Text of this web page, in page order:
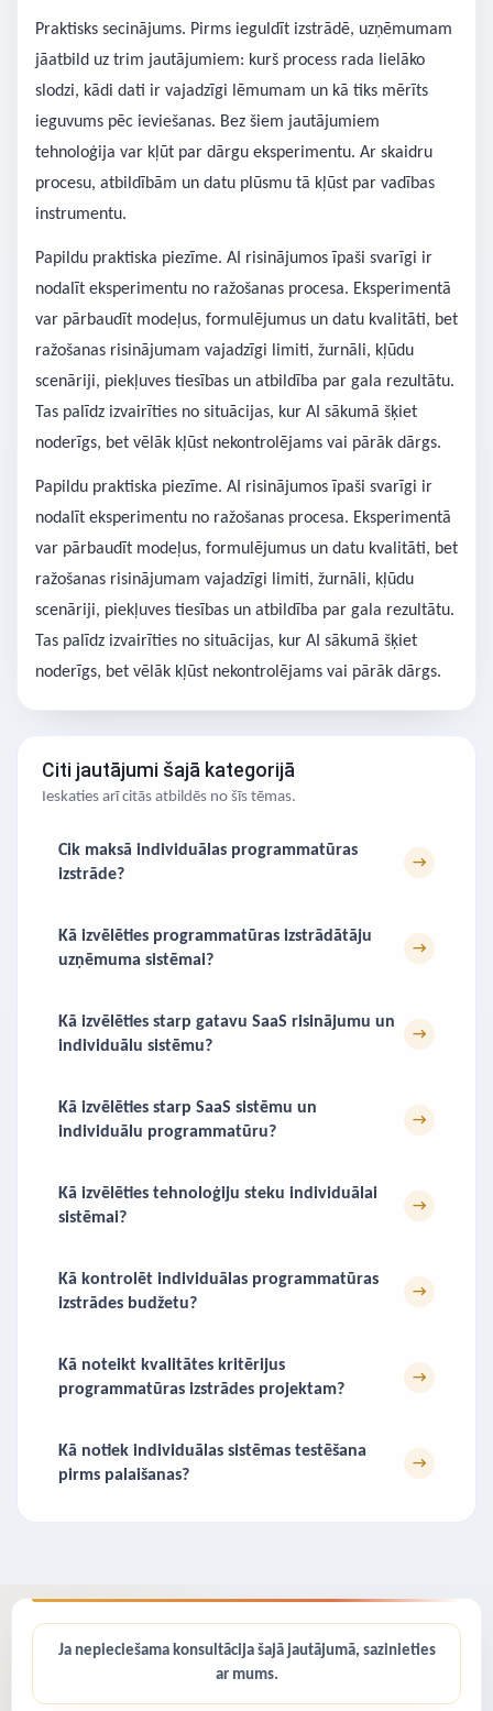
Praktisks secinājums. Pirms ieguldīt izstrādē, uzņēmumam
jāatbild uz trim jautājumiem: kurš process rada lielāko
slodzi, kādi dati ir vajadzīgi lēmumam un kā tiks mērīts
ieguvums pēc ieviešanas. Bez šiem jautājumiem
tehnoloģija var kļūt par dārgu eksperimentu. Ar skaidru
procesu, atbildībām un datu plūsmu tā kļūst par vadības
instrumentu.
Papildu praktiska piezīme. AI risinājumos īpaši svarīgi ir
nodalīt eksperimentu no ražošanas procesa. Eksperimentā
var pārbaudīt modeļus, formulējumus un datu kvalitāti, bet
ražošanas risinājumam vajadzīgi limiti, žurnāli, kļūdu
scenāriji, piekļuves tiesības un atbildība par gala rezultātu.
Tas palīdz izvairīties no situācijas, kur AI sākumā šķiet
noderīgs, bet vēlāk kļūst nekontrolējams vai pārāk dārgs.
Papildu praktiska piezīme. AI risinājumos īpaši svarīgi ir
nodalīt eksperimentu no ražošanas procesa. Eksperimentā
var pārbaudīt modeļus, formulējumus un datu kvalitāti, bet
ražošanas risinājumam vajadzīgi limiti, žurnāli, kļūdu
scenāriji, piekļuves tiesības un atbildība par gala rezultātu.
Tas palīdz izvairīties no situācijas, kur AI sākumā šķiet
noderīgs, bet vēlāk kļūst nekontrolējams vai pārāk dārgs.
Citi jautājumi šajā kategorijā
Ieskaties arī citās atbildēs no šīs tēmas.
Cik maksā individuālas programmatūras
izstrāde?
→
Kā izvēlēties programmatūras izstrādātāju
uzņēmuma sistēmai?
→
Kā izvēlēties starp gatavu SaaS risinājumu un
individuālu sistēmu?
→
Kā izvēlēties starp SaaS sistēmu un
individuālu programmatūru?
→
Kā izvēlēties tehnoloģiju steku individuālai
sistēmai?
→
Kā kontrolēt individuālas programmatūras
izstrādes budžetu?
→
Kā noteikt kvalitātes kritērijus
programmatūras izstrādes projektam?
→
Kā notiek individuālas sistēmas testēšana
pirms palaišanas?
→
Ja nepieciešama konsultācija šajā jautājumā, sazinieties
ar mums.